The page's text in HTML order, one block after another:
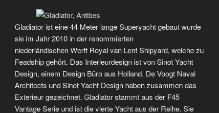
Gladiator ist eine 44 Meter lange Superyacht gebaut wurde
sie im Jahr 2010 in der renommierten
niederländischen Werft Royal van Lent Shipyard, welche zu
Feadship gehört. Das Interieurdesign ist von Sinot Yacht
Design, einem Design Büro aus Holland. De Voogt Naval
Architects und Sinot Yacht Design haben zusammen das
Exterieur gezeichnet. Gladiator stammt aus der F45
Vantage Serie und ist die vierte Yacht aus der Reihe. Sie